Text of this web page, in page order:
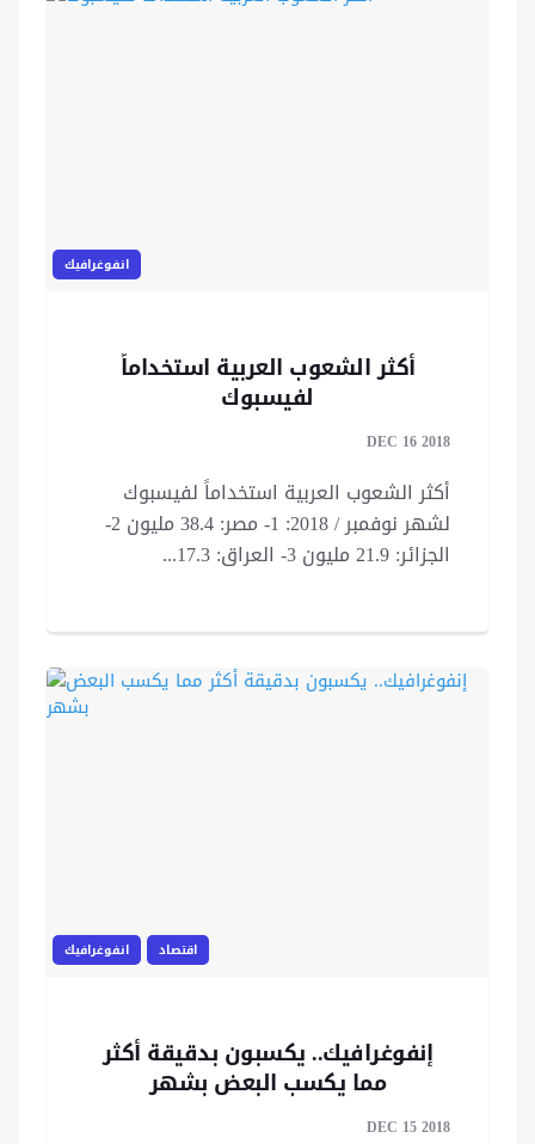
انفوغرافيك
أكثر الشعوب العربية استخداماً
لفيسبوك
DEC 16 2018
أكثر الشعوب العربية استخداماً لفيسبوك
لشهر نوفمبر / 2018: 1- مصر: 38.4 مليون 2-
الجزائر: 21.9 مليون 3- العراق: 17.3...
انفوغرافيك اقتصاد
إنفوغرافيك.. يكسبون بدقيقة أكثر
مما يكسب البعض بشهر
DEC 15 2018